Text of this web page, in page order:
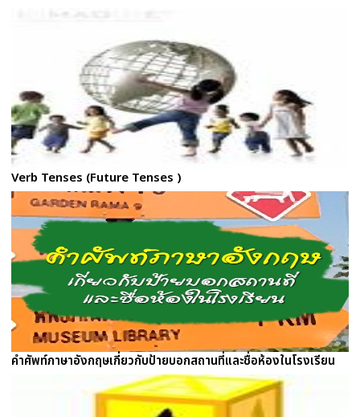
Verb Tenses (Future Tenses )
คำศัพท์ภาษาอังกฤษเกี่ยวกับป้ายบอกสถานที่และชื่อห้องในโรงเรียน